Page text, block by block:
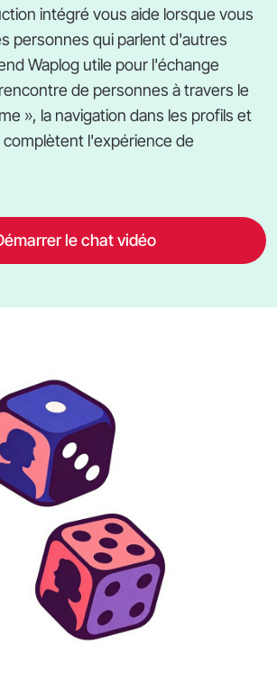
intégré vous aide lorsque vous
personnes qui parlent d'autres
Waplog utile pour l'échange
de personnes à travers le
», la navigation dans les profils et
l'expérience de
le chat vidéo